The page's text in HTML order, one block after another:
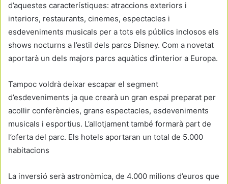
d’aquestes característiques: atraccions exteriors i
interiors, restaurants, cinemes, espectacles i
esdeveniments musicals per a tots els públics inclosos els
shows nocturns a l’estil dels parcs Disney. Com a novetat
aportarà un dels majors parcs aquàtics d’interior a Europa.
Tampoc voldrà deixar escapar el segment
d’esdeveniments ja que crearà un gran espai preparat per
acollir conferències, grans espectacles, esdeveniments
musicals i esportius. L’allotjament també formarà part de
l’oferta del parc. Els hotels aportaran un total de 5.000
habitacions
La inversió serà astronòmica, de 4.000 milions d’euros que